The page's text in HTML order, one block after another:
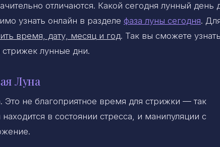
отличаются. Какой сегодня лунный день
узнать онлайн в разделе фаза луны сегодня.
время, дату, месяц и год. Так вы сможете
лунные дни.
Луна
Это не благоприятное время для стрижки — так
в состоянии стресса, и манипуляции с